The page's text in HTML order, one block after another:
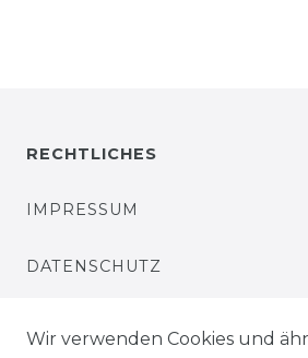
RECHTLICHES
IMPRESSUM
DATENSCHUTZ
Wir verwenden Cookies und